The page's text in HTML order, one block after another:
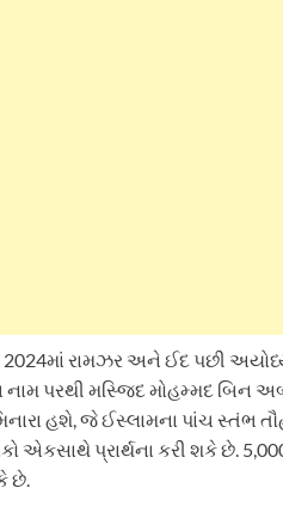
રામઝર અને ઈદ પછી
નામ પરથી મસ્જિદ મોહમ્મદ બિન
હશે, જે ઈસ્લામના પાંચ સ્તંભ
એકસાથે પ્રાર્થના કરી શકે છે.
છે.